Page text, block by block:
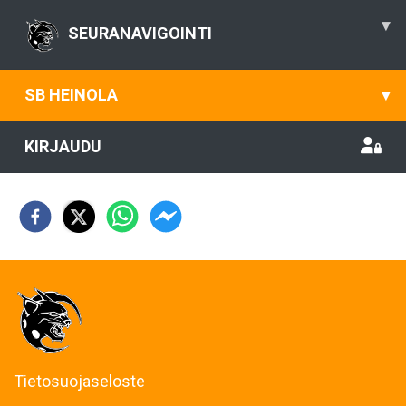
SEURANAVIGOINTI ▾
SB HEINOLA ▾
KIRJAUDU
Tietosuojaseloste